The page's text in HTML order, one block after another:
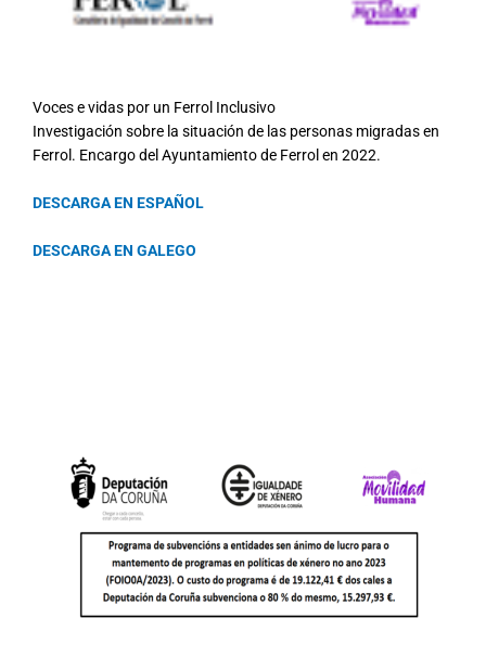
Voces e vidas por un Ferrol Inclusivo
Investigación sobre la situación de las personas migradas en
Ferrol. Encargo del Ayuntamiento de Ferrol en 2022.
DESCARGA EN ESPAÑOL
DESCARGA EN GALEGO